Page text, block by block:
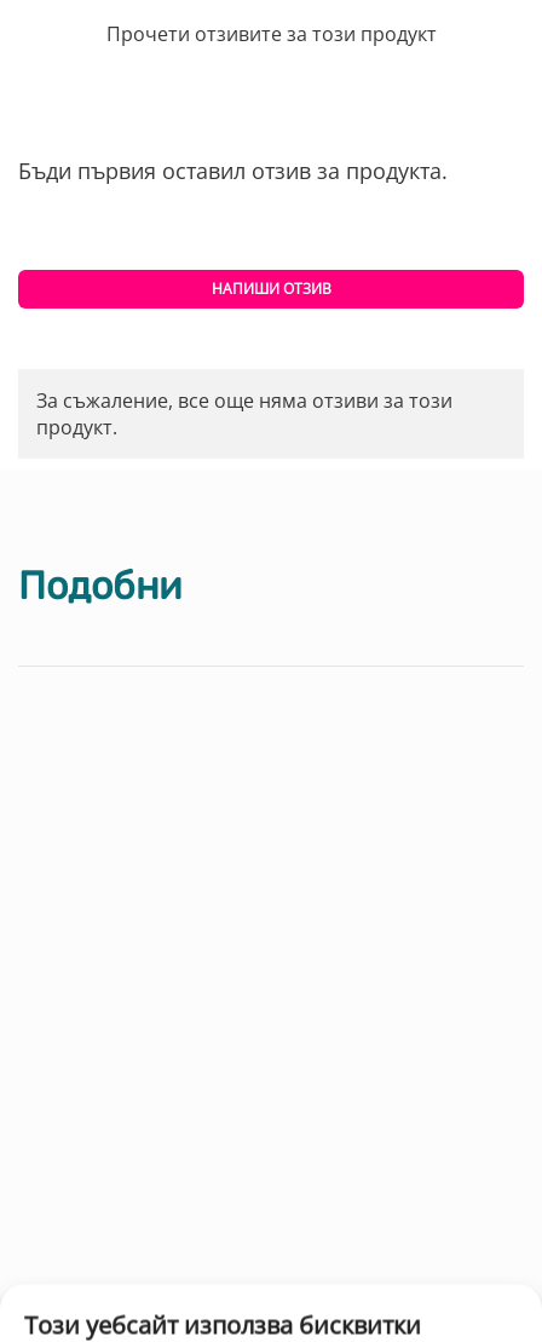
Този уебсайт използва бисквитки
Прочети отзивите за този продукт
Бъди първия оставил отзив за продукта.
НАПИШИ ОТЗИВ
За съжаление, все още няма отзиви за този
продукт.
Подобни